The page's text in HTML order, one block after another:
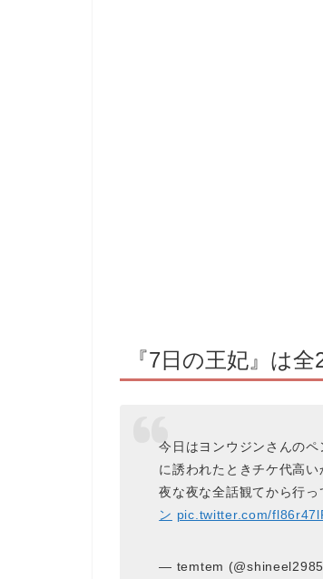
『7日の王妃』は全
今日はヨンウジンさんの
に誘われたときチケ代高
夜な夜な全話観てから行っ
ン pic.twitter.com/
— temtem